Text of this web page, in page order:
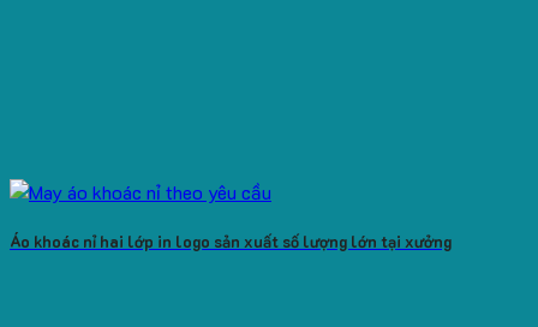
Áo khoác nỉ hai lớp in logo sản xuất số lượng lớn tại xưởng